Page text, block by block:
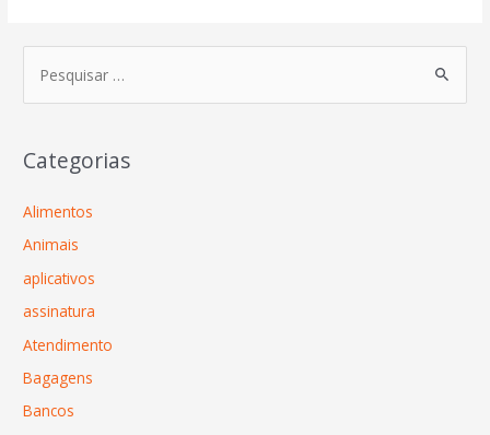
Categorias
Alimentos
Animais
aplicativos
assinatura
Atendimento
Bagagens
Bancos